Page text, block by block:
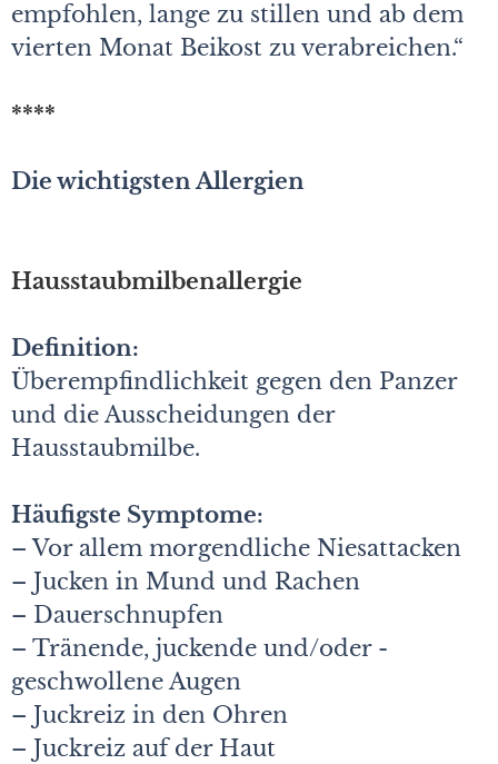
empfohlen, lange zu stillen und ab dem
vierten Monat Beikost zu verabreichen.“
****
Die wichtigsten Allergien
Hausstaubmilbenallergie
Definition:
Überempfindlichkeit gegen den ­Panzer
und die Ausscheidungen der
Hausstaubmilbe.
Häufigste Symptome:
– Vor allem morgendliche Niesattacken
– Jucken in Mund und Rachen
– Dauerschnupfen
– Tränende, juckende und/oder ­
geschwollene Augen
– Juckreiz in den Ohren
– Juckreiz auf der Haut